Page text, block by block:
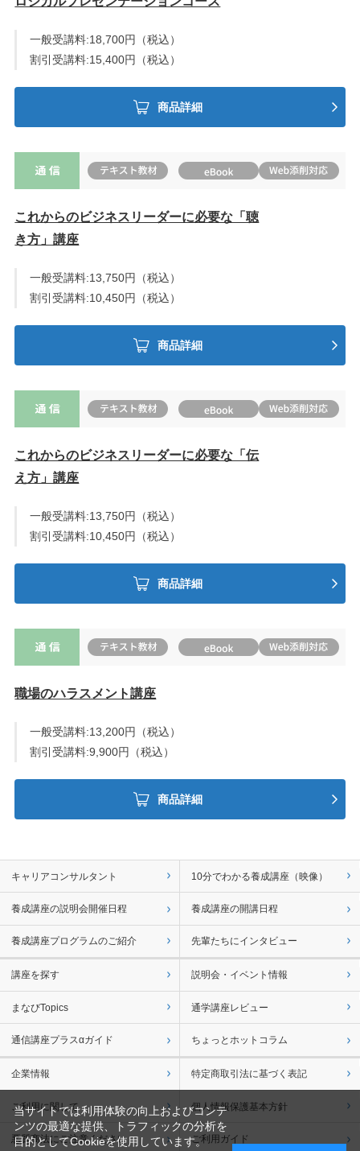
一般受講料:18,700円（税込）
割引受講料:15,400円（税込）
商品詳細
これからのビジネスリーダーに必要な「聴
き方」講座
一般受講料:13,750円（税込）
割引受講料:10,450円（税込）
商品詳細
これからのビジネスリーダーに必要な「伝
え方」講座
一般受講料:13,750円（税込）
割引受講料:10,450円（税込）
商品詳細
職場のハラスメント講座
一般受講料:13,200円（税込）
割引受講料:9,900円（税込）
商品詳細
キャリアコンサルタント 10分でわかる養成講座（映像）
養成講座の説明会開催日程 養成講座の開講日程
養成講座プログラムのご紹介 先輩たちにインタビュー
講座を探す 説明会・イベント情報
まなびTopics 通学講座レビュー
通信講座プラスαガイド ちょっとホットコラム
企業情報 特定商取引法に基づく表記
ご利用に関して 個人情報保護基本方針
悪質商法にご注意ください ご利用ガイド
当サイトでは利用体験の向上およびコンテ
ンツの最適な提供、トラフィックの分析を
目的としてCookieを使用しています。